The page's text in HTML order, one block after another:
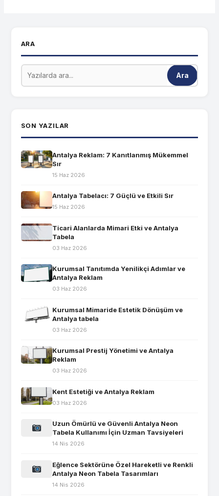
ARA
Ara
SON YAZILAR
Antalya Reklam: 7 Kanıtlanmış Mükemmel
Sır
15 Haz 2026
Antalya Tabelacı: 7 Güçlü ve Etkili Sır
15 Haz 2026
Ticari Alanlarda Mimari Etki ve Antalya
Tabela
03 Haz 2026
Kurumsal Tanıtımda Yenilikçi Adımlar ve
Antalya Reklam
03 Haz 2026
Kurumsal Mimaride Estetik Dönüşüm ve
Antalya tabela
03 Haz 2026
Kurumsal Prestij Yönetimi ve Antalya
Reklam
03 Haz 2026
Kent Estetiği ve Antalya Reklam
03 Haz 2026
Uzun Ömürlü ve Güvenli Antalya Neon
Tabela Kullanımı İçin Uzman Tavsiyeleri
14 Nis 2026
Eğlence Sektörüne Özel Hareketli ve Renkli
Antalya Neon Tabela Tasarımları
14 Nis 2026